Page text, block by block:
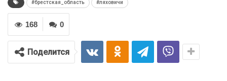
#брестская_область #ляховичи
0
168
Поделится